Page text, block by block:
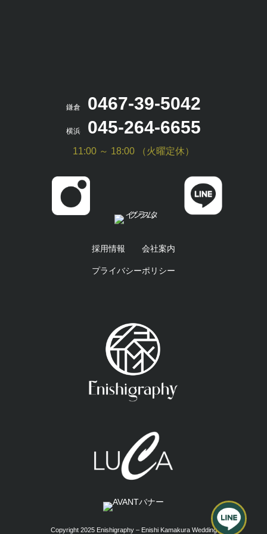
鎌倉 0467-39-5042
横浜 045-264-6655
11:00 ～ 18:00 （火曜定休）
採用情報 会社案内
プライバシーポリシー
Copyright 2025 Enishigraphy – Enishi Kamakura Wedding